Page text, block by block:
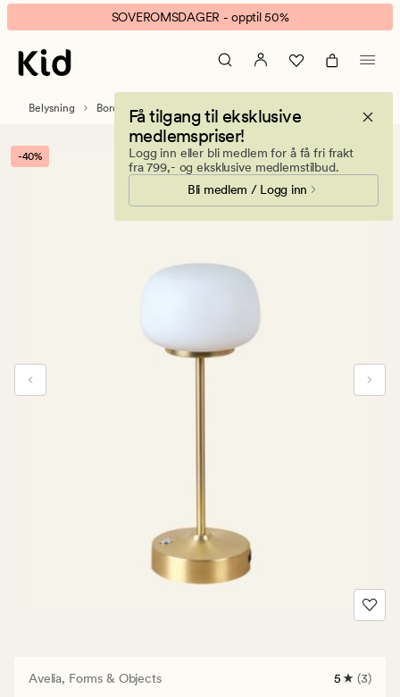
Avelia
led
bordlampe
messing
banner.
Klikk
ESCAPE
pause.
SOVEROMSDAGER - opptil 50%
Få tilgang til eksklusive
medlemspriser!
Logg inn eller bli medlem for å få fri frakt
fra 799,- og eksklusive medlemstilbud.
Bli medlem / Logg inn
Belysning Bordlamper
-40%
Avelia, Forms & Objects
3
5 (3)